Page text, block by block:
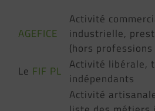
AGEFICE
Activité
industrielle,
(hors
Le FIF PL Activité libérale,
indépendants
Activité